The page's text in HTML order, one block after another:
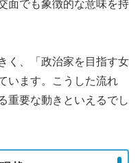
面でも象徴的な意味を持
く、「政治家を目指す女
います。こうした流れ
重要な動きといえるでし